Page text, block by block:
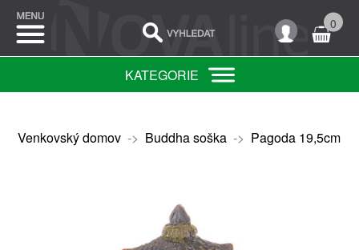
0
KATEGORIE
Venkovský domov-> Buddha soška-> Pagoda 19,5cm